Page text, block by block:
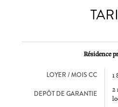
Résidence
LOYER / MOIS CC 1
DEPÔT DE GARANTIE
2